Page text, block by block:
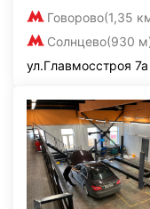
Говорово(1,35
Солнцево(930
ул.Главмосстроя 7а